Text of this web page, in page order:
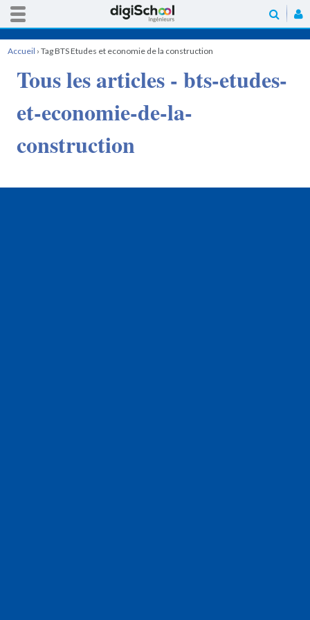
Accueil › Tag BTS Etudes et economie de la construction
Tous les articles - bts-etudes-
et-economie-de-la-
construction